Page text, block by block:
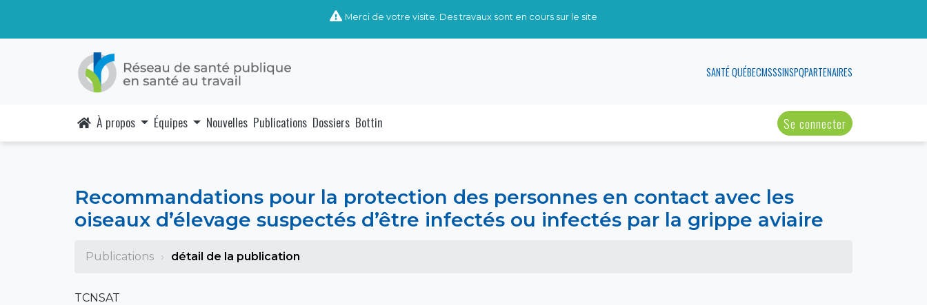
Merci de votre visite. Des travaux sont en cours sur le site
SANTÉ QUÉBECMSSSINSPQPARTENAIRES
À propos Équipes Nouvelles Publications Dossiers Bottin Se connecter
Recommandations pour la protection des personnes en contact avec les
oiseaux d’élevage suspectés d’être infectés ou infectés par la grippe aviaire
Publications détail de la publication
TCNSAT